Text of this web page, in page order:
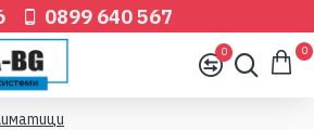
0899 640 567
0 0